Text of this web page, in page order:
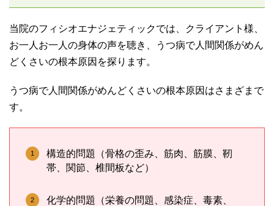
当院のフィシオエナジェティックでは、クライアント様、
お一人お一人の身体の声を聴き、うつ病で人間関係がめん
どくさいの根本原因を探ります。
うつ病で人間関係がめんどくさいの根本原因はさまざまで
す。
構造的問題（骨格の歪み、筋肉、筋膜、靭
帯、関節、椎間板など）
化学的問題（栄養の問題、感染症、毒素、